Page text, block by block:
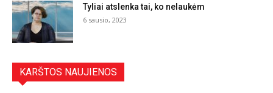
Tyliai atslenka tai, ko nelaukėm
6 sausio, 2023
KARŠTOS NAUJIENOS